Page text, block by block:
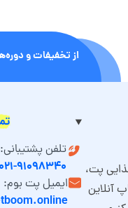
از تخفیفات و
پت،
آنلاین
تلفن پشتیبانی:
۰۲۱-۹۱۰۹۸۳۴۰
ایمیل پت بوم: